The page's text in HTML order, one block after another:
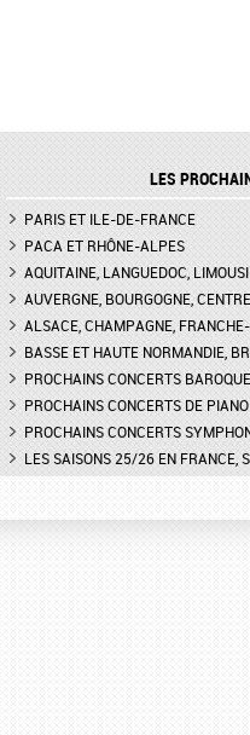
LES
PARIS ET ILE-DE-FRANCE
PACA ET RHÔNE-ALPES
AQUITAINE, LANGUEDOC,
AUVERGNE, BOURGOGNE, CENTRE
ALSACE, CHAMPAGNE,
BASSE ET HAUTE NORMANDIE,
PROCHAINS CONCERTS
PROCHAINS CONCERTS DE PIANO
PROCHAINS CONCERTS
LES SAISONS 25/26 EN FRANCE,